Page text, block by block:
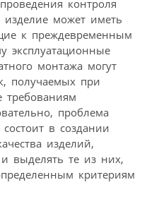
контроля
может иметь
к преждевременным
эксплуатационные
монтажа могут
получаемых при
требованиям
проблема
в создании
изделий,
выделять те из них,
критериям